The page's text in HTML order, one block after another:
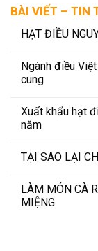
BÀI VIẾT – TIN
HẠT ĐIỀU
Ngành điều
cung
Xuất khẩu hạt
năm
TẠI SAO LẠI
LÀM MÓN CÀ
MIỆNG